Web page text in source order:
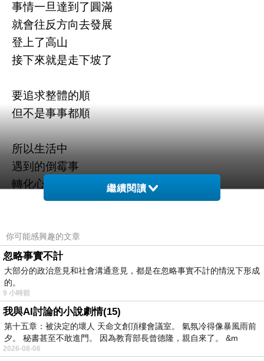
事情一旦達到了圓滿
就會往反方向去發展
登上了高山
接下來就是走下坡了
要追求整體的順
但不是事事都順
所以生活中
遇到的倒霉事
轉化心念
或許是化解更大的災難
別總求萬事如意
太如意往往預示著
接下來的不容易
人生路很長
不求萬事圓滿
但求一切平安
繼續閱讀
你可能感興趣的文章
忽略事實不計
大部分的政治意見和社會溝通意見，都是在忽略事實不計的情況下形成
的。
9 小時前
我與AI討論的小說劇情(15)
第十五章：被決定的壞人 天命文創頂樓會議室。 氣氛冷得像暴風雨前
夕。 秘書甚至不敢進門。 因為教育部長曾德隆，親自來了。 &m
2026-08-06